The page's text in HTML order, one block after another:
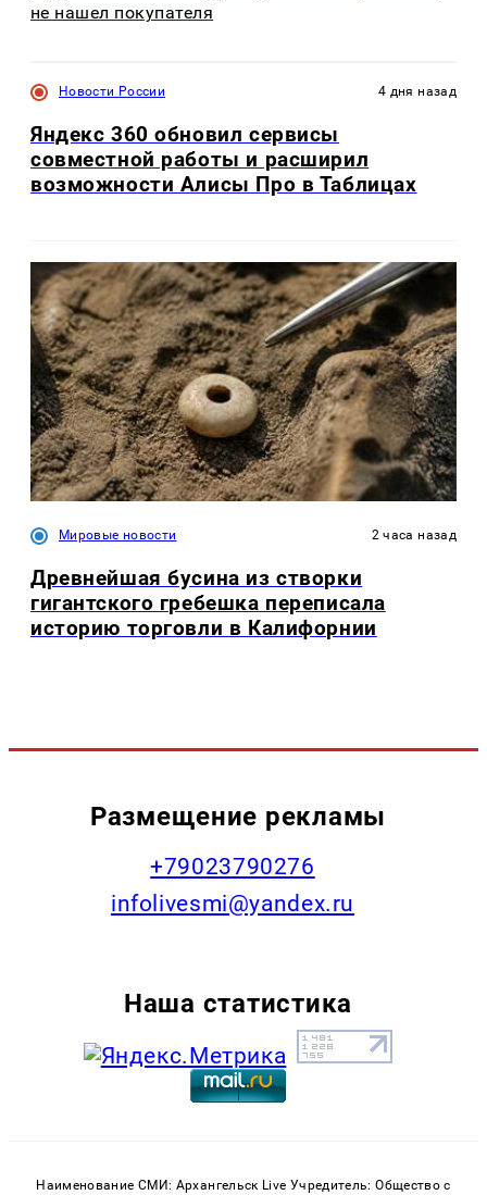
не нашел покупателя
Новости России 4 дня назад
Яндекс 360 обновил сервисы
совместной работы и расширил
возможности Алисы Про в Таблицах
Мировые новости 2 часа назад
Древнейшая бусина из створки
гигантского гребешка переписала
историю торговли в Калифорнии
Размещение рекламы
+79023790276
infolivesmi@yandex.ru
Наша статистика
Наименование СМИ: Архангельск Live Учредитель: Общество с